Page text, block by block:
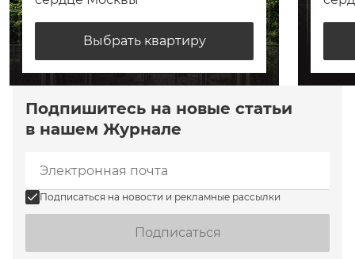
Выбрать квартиру
Подпишитесь на новые статьи
в нашем Журнале
Подписаться на новости и рекламные рассылки
Подписаться